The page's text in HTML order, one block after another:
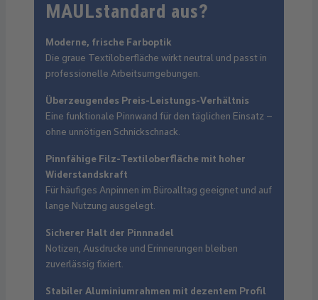
MAULstandard aus?
Moderne, frische Farboptik
Die graue Textiloberfläche wirkt neutral und passt in
professionelle Arbeitsumgebungen.
Überzeugendes Preis-Leistungs-Verhältnis
Eine funktionale Pinnwand für den täglichen Einsatz –
ohne unnötigen Schnickschnack.
Pinnfähige Filz-Textiloberfläche mit hoher
Widerstandskraft
Für häufiges Anpinnen im Büroalltag geeignet und auf
lange Nutzung ausgelegt.
Sicherer Halt der Pinnnadel
Notizen, Ausdrucke und Erinnerungen bleiben
zuverlässig fixiert.
Stabiler Aluminiumrahmen mit dezentem Profil